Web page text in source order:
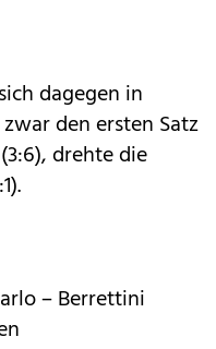
dagegen in
den ersten Satz
drehte die
– Berrettini